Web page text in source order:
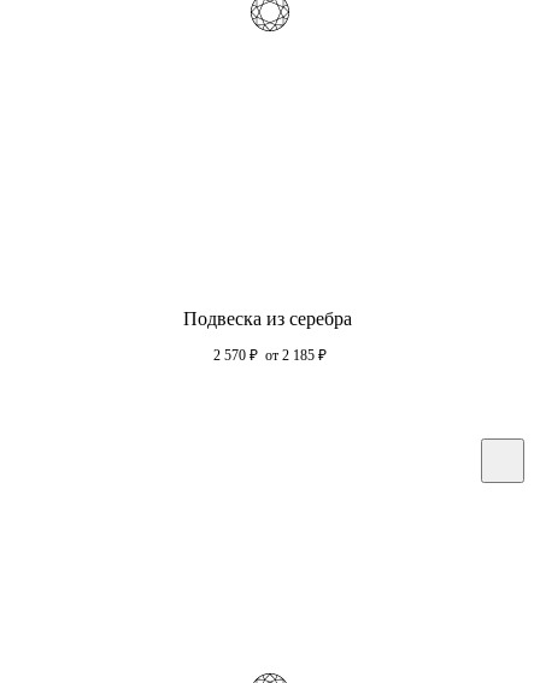
Подвеска из серебра
2 570 ₽ от 2 185 ₽